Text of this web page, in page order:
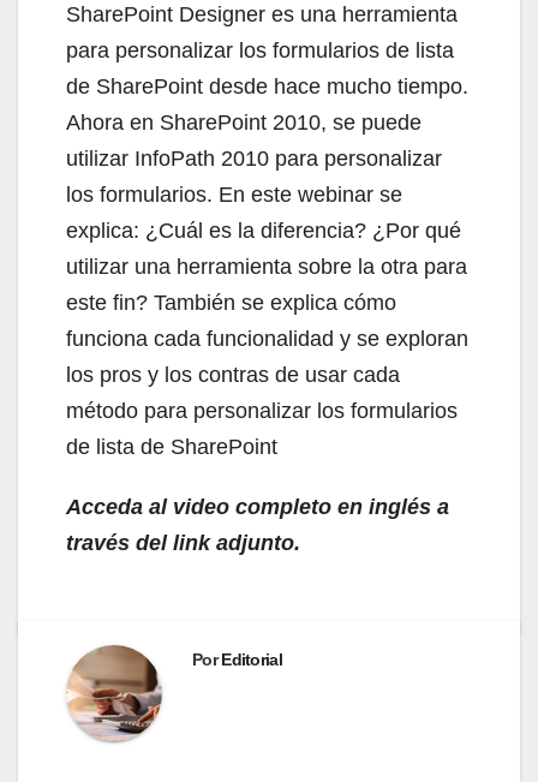
SharePoint Designer es una herramienta
para personalizar los formularios de lista
de SharePoint desde hace mucho tiempo.
Ahora en SharePoint 2010, se puede
utilizar InfoPath 2010 para personalizar
los formularios. En este webinar se
explica: ¿Cuál es la diferencia? ¿Por qué
utilizar una herramienta sobre la otra para
este fin? También se explica cómo
funciona cada funcionalidad y se exploran
los pros y los contras de usar cada
método para personalizar los formularios
de lista de SharePoint
Acceda al video completo en inglés a
través del link adjunto.
PorEditorial